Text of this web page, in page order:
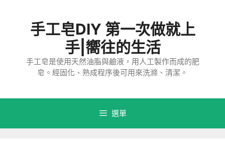
手工皂DIY 第一次做就上
手|嚮往的生活
手工皂是使用天然油脂與鹼液，用人工製作而成的肥
皂。經固化、熟成程序後可用來洗滌、清潔。
選單